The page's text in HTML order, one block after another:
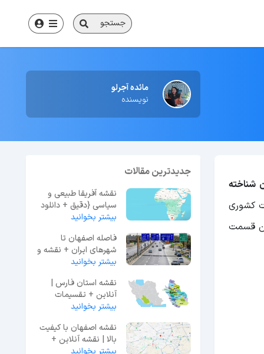
جستجو
مائده آجرلو
نویسنده
شناخته
تقسیمات کشوری
قسمت
جدیدترین مقالات
نقشه آفریقا طبیعی و
سیاسی {دقیق + دانلود
عکس کیفیت بالا}
بیشتر بخوانید
فاصله اصفهان تا
شهرهای ایران + نقشه و
عکس
بیشتر بخوانید
نقشه استان فارس |
آنلاین + تقسیمات
کشوری + دانلود عکس
بیشتر بخوانید
نقشه اصفهان با کیفیت
بالا | نقشه آنلاین +
دانلود
بیشتر بخوانید